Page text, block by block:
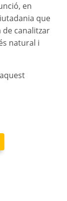
en
que
canalitzar
natural i